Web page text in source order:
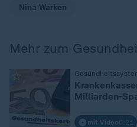
Nina Warken
Mehr zum
Milliarden-
mit Video0:21